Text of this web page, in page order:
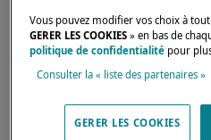
Nos dealers sont là
attentes et besoins. Ils
Vous pouvez modifier vos choix à
GERER LES COOKIES » en bas de
politique de confidentialité pour
Consulter la « liste des partenaires »
GERER LES COOKIES